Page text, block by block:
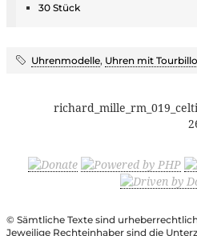
30 Stück
Uhrenmodelle, Uhren mit
© Sämtliche Texte sind
Jeweilige Rechteinhaber sind die